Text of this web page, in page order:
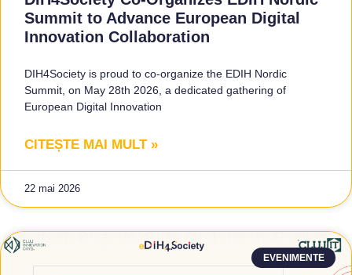
Summit to Advance European Digital
Innovation Collaboration
DIH4Society is proud to co-organize the EDIH Nordic
Summit, on May 28th 2026, a dedicated gathering of
European Digital Innovation
CITEȘTE MAI MULT »
22 mai 2026
EVENIMENTE